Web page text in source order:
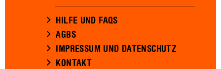
HILFE UND FAQS
AGBS
IMPRESSUM UND DATENSCHUTZ
KONTAKT